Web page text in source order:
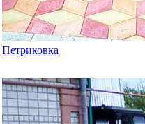
Петриковка